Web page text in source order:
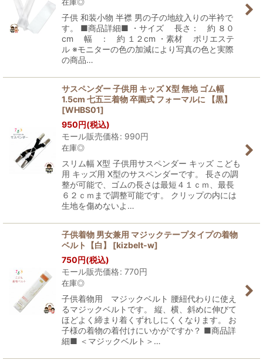
子供 和装小物 半襟 男の子の地紋入りの半衿で
す。 ■商品詳細■ ・サイズ 長さ： 約 ８０
cm 幅 ： 約 １２cm ・素材 ポリエステ
ル ※モニターの色の加減により写真の色と実際
の商品…
サスペンダー 子供用 キッズ X型 無地 ゴム幅
1.5cm 七五三着物 卒園式 フォーマルに 【黒】
[WHBS01]
950円(税込)
モール販売価格: 990円
在庫◎
スリム幅 X型 子供用サスペンダー キッズ こども
用 キッズ用 X型のサスペンダーです。 長さの調
整が可能で、ゴムの長さは最短４１ｃｍ、最長
６２ｃｍまで調整可能です。 クリップの内には
生地を傷めないよ…
子供着物 男女兼用 マジックテープタイプの着物
ベルト【白】
[kizbelt-w]
750円(税込)
モール販売価格: 770円
在庫◎
子供着物用 マジックベルト 腰紐代わりに使え
るマジックベルトです。 縦、横、斜めに伸びて
ほどよく締まり着くずれしにくくなります。 お
子様の着物の着付けにいかがですか？ ■商品詳
細■ ＜マジックベルト＞…